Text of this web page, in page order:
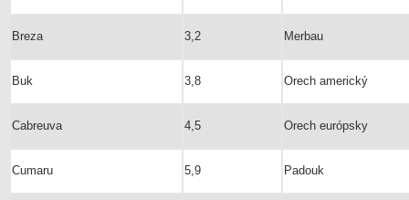
Breza 3,2 Merbau
Buk 3,8 Orech americký
Cabreuva 4,5 Orech európsky
Cumaru 5,9 Padouk